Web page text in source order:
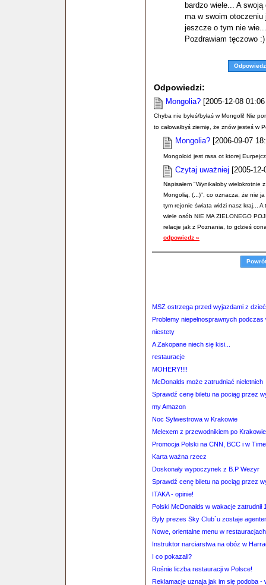
bardzo wiele... A
ma w swoim
jeszcze o tym nie
Pozdrawiam tęczowo :)
Odpowiedz
Odpowiedzi:
Mongolia? [2005-12-08
Chyba nie byłeś/byłaś w Mongoli! Nie
to całowałbyś ziemię, że znów jesteś w
Mongolia? [2006-09-07
Mongoloid jest rasa ot ktorej
Czytaj uważniej [2005-
Napisałem "Wynikałoby wielokrotnie
Mongolią, (...)", co oznacza, że nie
tym rejonie świata widzi nasz kraj... A
wiele osób NIE MA ZIELONEGO
relacje jak z Poznania, to gdzieś
odpowiedz »
MSZ ostrzega przed wyjazdami z
Problemy niepełnosprawnych podczas
niestety
A Zakopane niech się kisi...
restauracje
MOHERY!!!!
McDonalds może zatrudniać nieletnich
Sprawdź cenę biletu na pociąg przez
my Amazon
Noc Sylwestrowa w Krakowie
Melexem z przewodnikiem po Krakowie
Promocja Polski na CNN, BCC i w
Karta ważna rzecz
Doskonały wypoczynek z B.P Wezyr
Sprawdź cenę biletu na pociąg przez
ITAKA - opinie!
Polski McDonalds w wakacje zatrudnił
Były prezes Sky Club`u zostaje
Nowe, orientalne menu w
Instruktor narciarstwa na obóz w
I co pokazali?
Rośnie liczba restauracji w Polsce!
Reklamacje uznaja jak im się podoba